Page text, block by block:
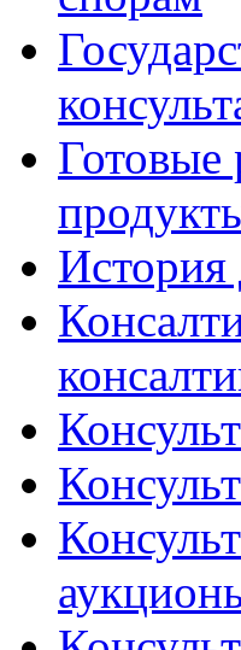
Готовые
История